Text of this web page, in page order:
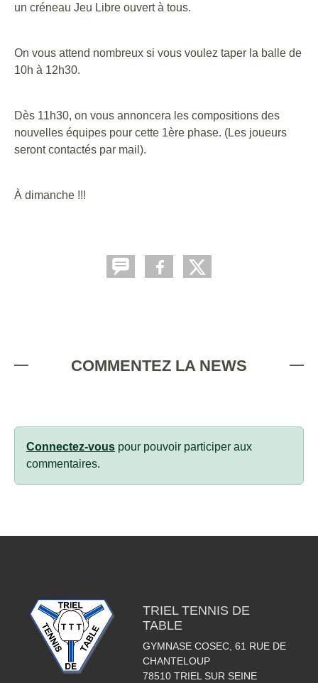
un créneau Jeu Libre ouvert à tous.
On vous attend nombreux si vous voulez taper la balle de
10h à 12h30.
Dès 11h30, on vous annoncera les compositions des
nouvelles équipes pour cette 1ère phase. (Les joueurs
seront contactés par mail).
À dimanche !!!
COMMENTEZ LA NEWS
Connectez-vous pour pouvoir participer aux
commentaires.
TRIEL TENNIS DE
TABLE
GYMNASE COSEC, 61 RUE DE
CHANTELOUP
78510 TRIEL SUR SEINE